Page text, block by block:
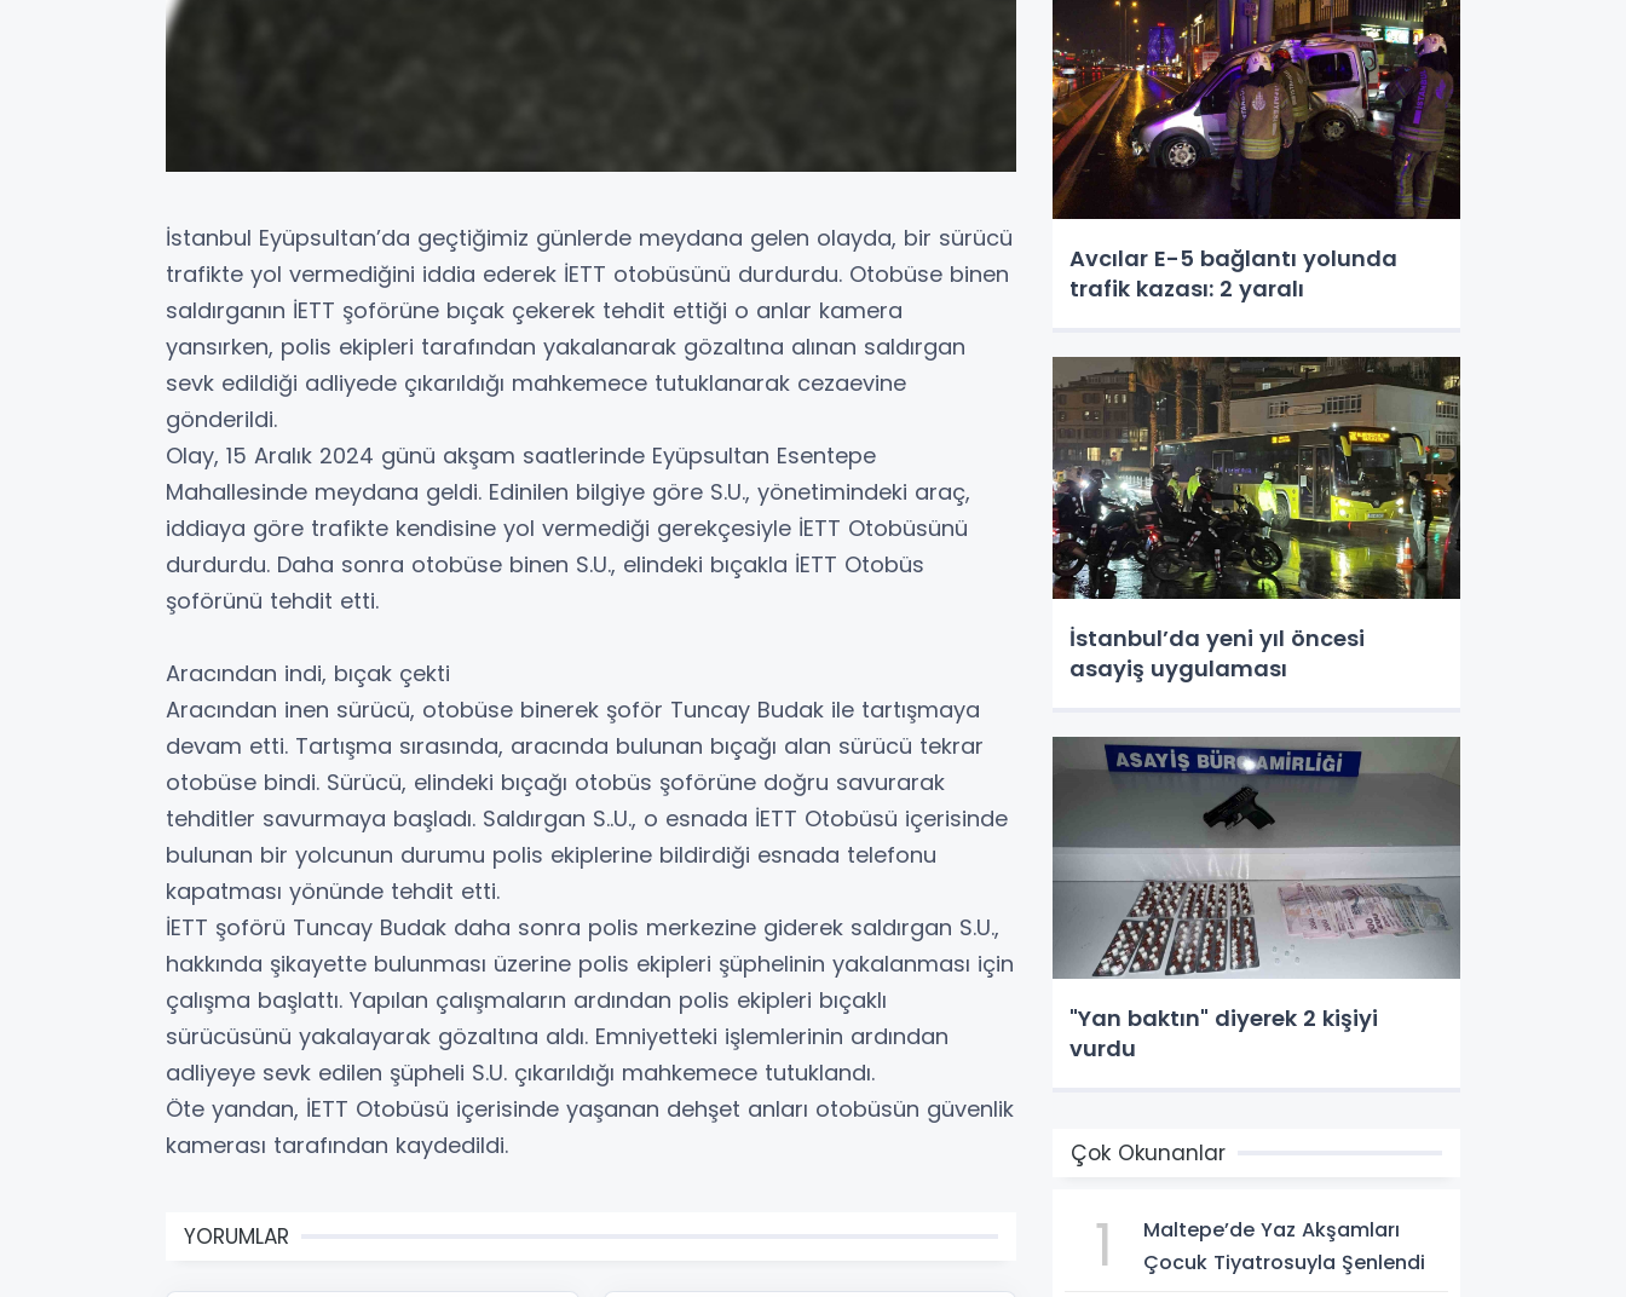
İstanbul Eyüpsultan’da geçtiğimiz günlerde meydana gelen olayda, bir sürücü
trafikte yol vermediğini iddia ederek İETT otobüsünü durdurdu. Otobüse binen
saldırganın İETT şoförüne bıçak çekerek tehdit ettiği o anlar kamera
yansırken, polis ekipleri tarafından yakalanarak gözaltına alınan saldırgan
sevk edildiği adliyede çıkarıldığı mahkemece tutuklanarak cezaevine
gönderildi.
Olay, 15 Aralık 2024 günü akşam saatlerinde Eyüpsultan Esentepe
Mahallesinde meydana geldi. Edinilen bilgiye göre S.U., yönetimindeki araç,
iddiaya göre trafikte kendisine yol vermediği gerekçesiyle İETT Otobüsünü
durdurdu. Daha sonra otobüse binen S.U., elindeki bıçakla İETT Otobüs
şoförünü tehdit etti.
Aracından indi, bıçak çekti
Aracından inen sürücü, otobüse binerek şoför Tuncay Budak ile tartışmaya
devam etti. Tartışma sırasında, aracında bulunan bıçağı alan sürücü tekrar
otobüse bindi. Sürücü, elindeki bıçağı otobüs şoförüne doğru savurarak
tehditler savurmaya başladı. Saldırgan S..U., o esnada İETT Otobüsü içerisinde
bulunan bir yolcunun durumu polis ekiplerine bildirdiği esnada telefonu
kapatması yönünde tehdit etti.
İETT şoförü Tuncay Budak daha sonra polis merkezine giderek saldırgan S.U.,
hakkında şikayette bulunması üzerine polis ekipleri şüphelinin yakalanması için
çalışma başlattı. Yapılan çalışmaların ardından polis ekipleri bıçaklı
sürücüsünü yakalayarak gözaltına aldı. Emniyetteki işlemlerinin ardından
adliyeye sevk edilen şüpheli S.U. çıkarıldığı mahkemece tutuklandı.
Öte yandan, İETT Otobüsü içerisinde yaşanan dehşet anları otobüsün güvenlik
kamerası tarafından kaydedildi.
YORUMLAR
Avcılar E-5 bağlantı yolunda
trafik kazası: 2 yaralı
İstanbul’da yeni yıl öncesi
asayiş uygulaması
"Yan baktın" diyerek 2 kişiyi
vurdu
Çok Okunanlar
1
Maltepe’de Yaz Akşamları
Çocuk Tiyatrosuyla Şenlendi